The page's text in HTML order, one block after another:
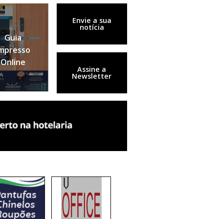
Guia
Online
Envie a sua
notícia
Assine a
Newsletter